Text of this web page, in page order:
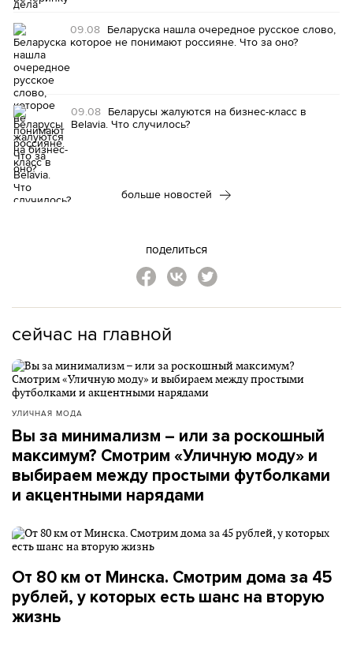
09.08 Беларуска нашла очередное русское слово,
которое не понимают россияне. Что за оно?
09.08 Беларусы жалуются на бизнес-класс в
Belavia. Что случилось?
больше новостей
поделиться
сейчас на главной
УЛИЧНАЯ МОДА
Вы за минимализм – или за роскошный
максимум? Смотрим «Уличную моду» и
выбираем между простыми футболками
и акцентными нарядами
От 80 км от Минска. Смотрим дома за 45
рублей, у которых есть шанс на вторую
жизнь